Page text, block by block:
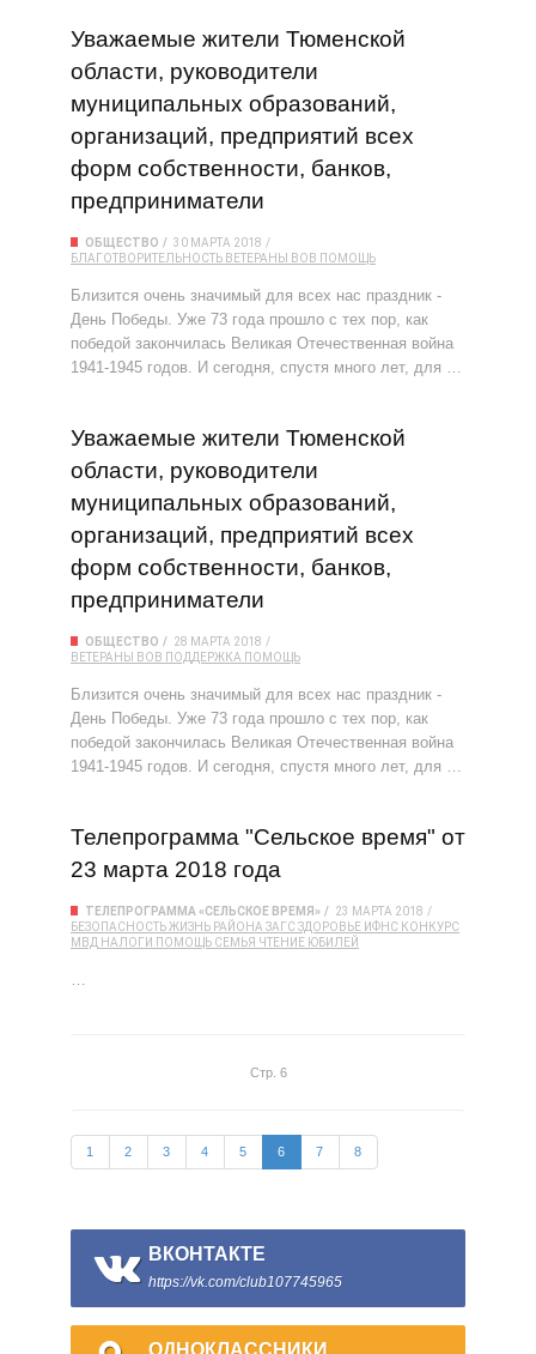
Уважаемые жители Тюменской
области, руководители
муниципальных образований,
организаций, предприятий всех
форм собственности, банков,
предприниматели
ОБЩЕСТВО
30 МАРТА 2018
БЛАГОТВОРИТЕЛЬНОСТЬ ВЕТЕРАНЫ ВОВ ПОМОЩЬ
Близится очень значимый для всех нас праздник -
День Победы. Уже 73 года прошло с тех пор, как
победой закончилась Великая Отечественная война
1941-1945 годов. И сегодня, спустя много лет, для …
Уважаемые жители Тюменской
области, руководители
муниципальных образований,
организаций, предприятий всех
форм собственности, банков,
предприниматели
ОБЩЕСТВО
28 МАРТА 2018
ВЕТЕРАНЫ
ВОВ ПОДДЕРЖКА ПОМОЩЬ
Близится очень значимый для всех нас праздник -
День Победы. Уже 73 года прошло с тех пор, как
победой закончилась Великая Отечественная война
1941-1945 годов. И сегодня, спустя много лет, для …
Телепрограмма "Сельское время" от
23 марта 2018 года
ТЕЛЕПРОГРАММА «СЕЛЬСКОЕ ВРЕМЯ»
23 МАРТА 2018
БЕЗОПАСНОСТЬЖИЗНЬ РАЙОНА ЗАГС ЗДОРОВЬЕ ИФНС КОНКУРС
МВД НАЛОГИ ПОМОЩЬ СЕМЬЯ ЧТЕНИЕ ЮБИЛЕЙ
…
Стр. 6
1 2 3 4 5 6 7 8
ВКОНТАКТЕ
https://vk.com/club107745965
ОДНОКЛАССНИКИ